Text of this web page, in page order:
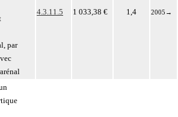
par
4.3.11.5 1 033,38 € 1,4 2005 →